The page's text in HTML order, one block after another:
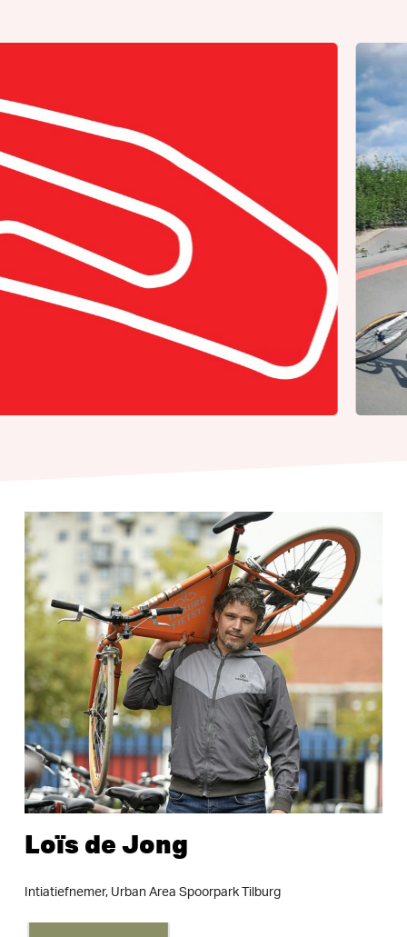
Loïs deJong
Intiatiefnemer, Urban Area Spoorpark Tilburg